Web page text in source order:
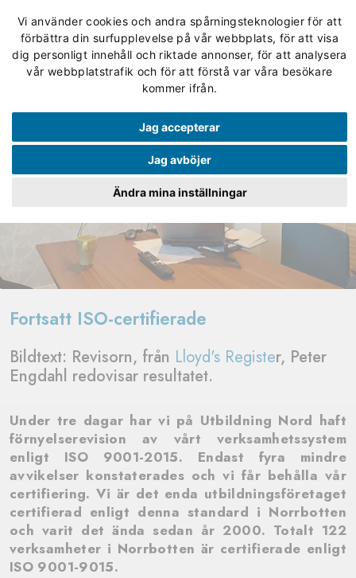
Vi använder cookies och andra spårningsteknologier för att
förbättra din surfupplevelse på vår webbplats, för att visa
dig personligt innehåll och riktade annonser, för att analysera
vår webbplatstrafik och för att förstå var våra besökare
kommer ifrån.
Jag accepterar
Jag avböjer
Ändra mina inställningar
Fortsatt ISO-certifierade
Bildtext: Revisorn, från Lloyd's Register, Peter
Engdahl redovisar resultatet.
Under tre dagar har vi på Utbildning Nord haft
förnyelserevision av vårt verksamhetssystem
enligt ISO 9001-2015. Endast fyra mindre
avvikelser konstaterades och vi får behålla vår
certifiering. Vi är det enda utbildningsföretaget
certifierad enligt denna standard i Norrbotten
och varit det ända sedan år 2000. Totalt 122
verksamheter i Norrbotten är certifierade enligt
ISO 9001-9015.